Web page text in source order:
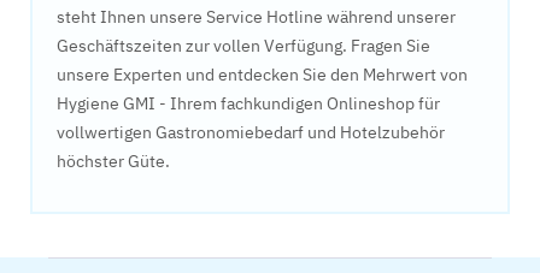
steht Ihnen unsere Service Hotline während unserer
Geschäftszeiten zur vollen Verfügung. Fragen Sie
unsere Experten und entdecken Sie den Mehrwert von
Hygiene GMI - Ihrem fachkundigen Onlineshop für
vollwertigen Gastronomiebedarf und Hotelzubehör
höchster Güte.